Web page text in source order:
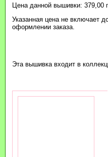
Цена данной вышивки: 379,00
Указанная цена не включает
оформлении заказа.
Эта вышивка входит в